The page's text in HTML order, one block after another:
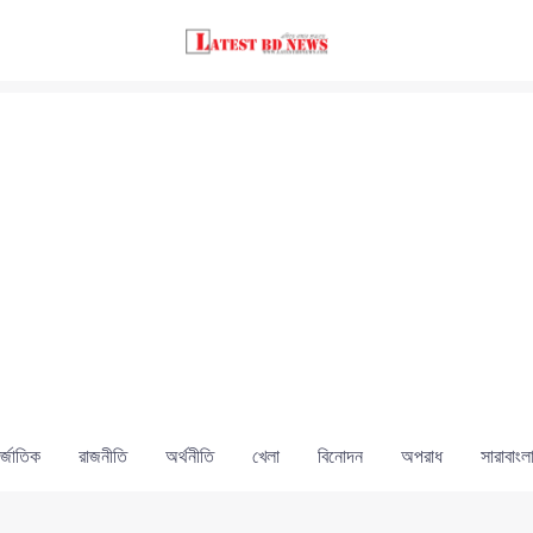
রাজনীতি অর্থনীতি খেলা বিনোদন অপরাধ সারাবাংলা